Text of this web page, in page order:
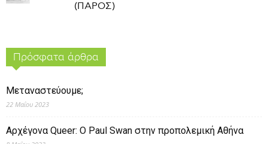
(ΠΑΡΟΣ)
Πρόσφατα άρθρα
Μεταναστεύουμε;
22 Μαΐου 2023
Αρχέγονα Queer: O Paul Swan στην προπολεμική Αθήνα